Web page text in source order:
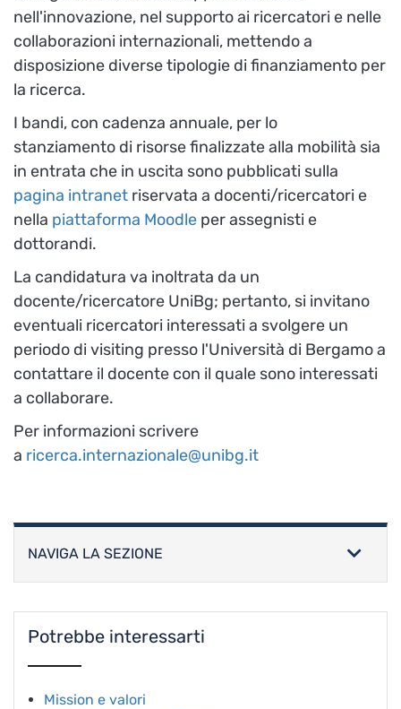
nell'innovazione, nel supporto ai ricercatori e nelle
collaborazioni internazionali, mettendo a
disposizione diverse tipologie di finanziamento per
la ricerca.
I bandi, con cadenza annuale, per lo
stanziamento di risorse finalizzate alla mobilità sia
in entrata che in uscita sono pubblicati sulla
pagina intranet riservata a docenti/ricercatori e
nella piattaforma Moodle per assegnisti e
dottorandi.
La candidatura va inoltrata da un
docente/ricercatore UniBg; pertanto, si invitano
eventuali ricercatori interessati a svolgere un
periodo di visiting presso l'Università di Bergamo a
contattare il docente con il quale sono interessati
a collaborare.
Per informazioni scrivere
a ricerca.internazionale@unibg.it
NAVIGA LA SEZIONE
Potrebbe interessarti
Mission e valori